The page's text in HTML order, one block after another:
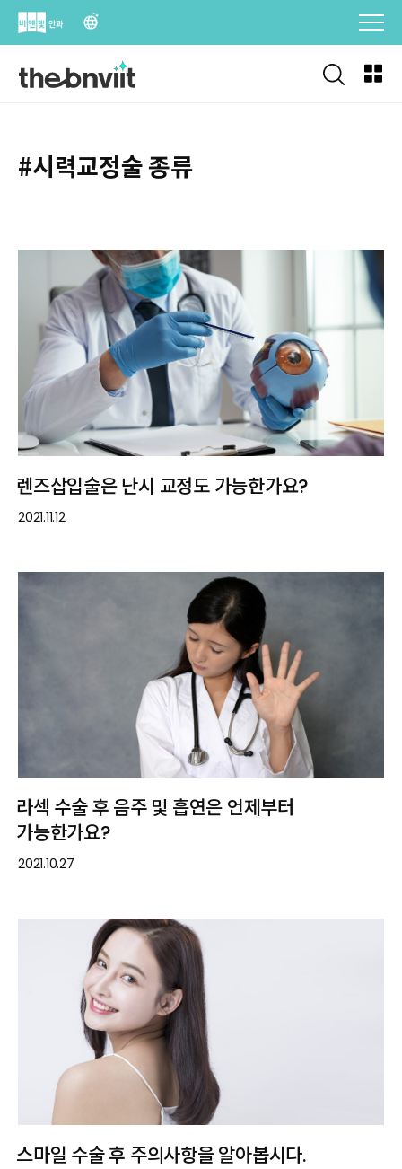
Skip
#시력교정술 종류
렌즈삽입술은 난시 교정도 가능한가요?
2021.11.12
라섹 수술 후 음주 및 흡연은 언제부터
가능한가요?
2021.10.27
스마일 수술 후 주의사항을 알아봅시다.